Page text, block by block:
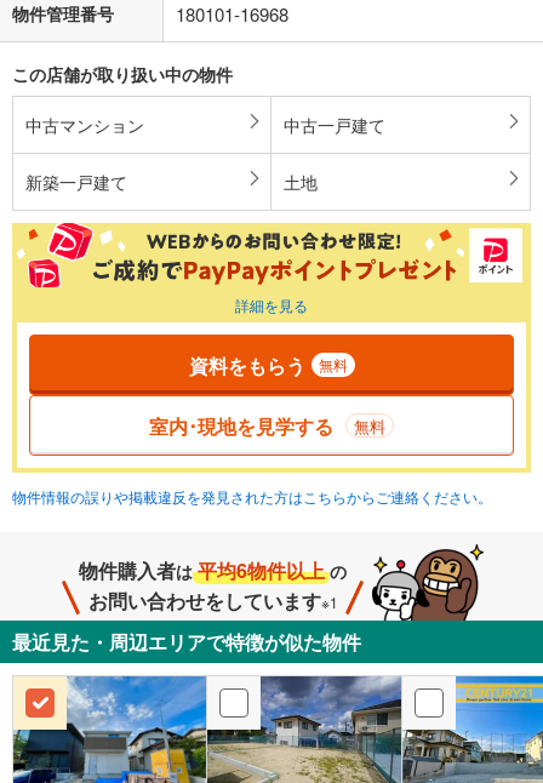
物件管理番号 180101-16968
この店舗が取り扱い中の物件
中古マンション 中古一戸建て
新築一戸建て 土地
詳細を見る
資料をもらう 無料
室内･現地を見学する 無料
物件情報の誤りや掲載違反を発見された方はこちらからご連絡ください。
物件購入者は 平均6物件以上 の
お問い合わせをしています※1
最近見た・周辺エリアで特徴が似た物件